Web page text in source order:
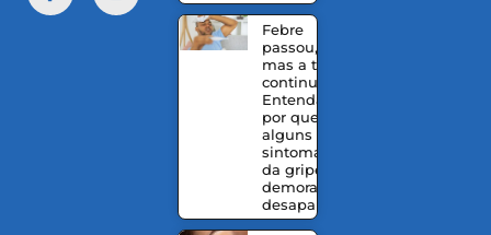
Febre
passou,
mas a tosse
continua?
Entenda
por que
alguns
sintomas
da gripe
demoram a
desaparecer